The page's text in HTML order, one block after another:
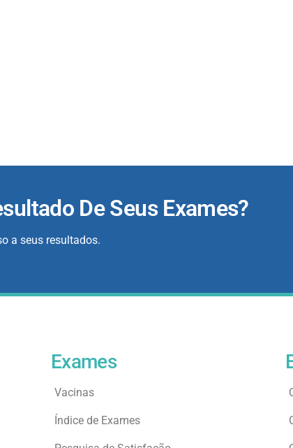
De Seus Exames?
a seus resultados.
Exames
Vacinas
Índice de Exames